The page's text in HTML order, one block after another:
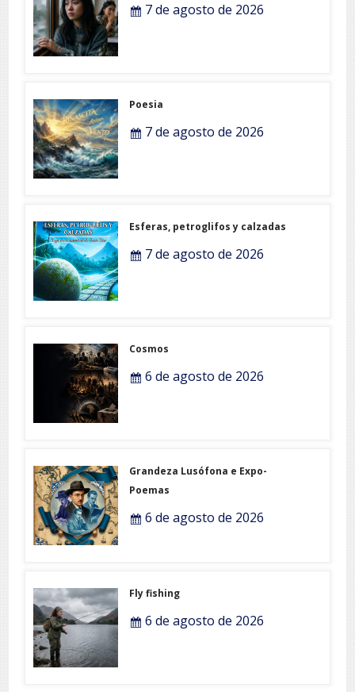
7 de agosto de 2026
Poesia
7 de agosto de 2026
Esferas, petroglifos y calzadas
7 de agosto de 2026
Cosmos
6 de agosto de 2026
Grandeza Lusófona e Expo-
Poemas
6 de agosto de 2026
Fly fishing
6 de agosto de 2026